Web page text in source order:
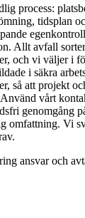
process:
tidsplan
Allt avfall
och vi väljer i
i säkra
så att projekt
vårt
genomgång
omfattning. Vi